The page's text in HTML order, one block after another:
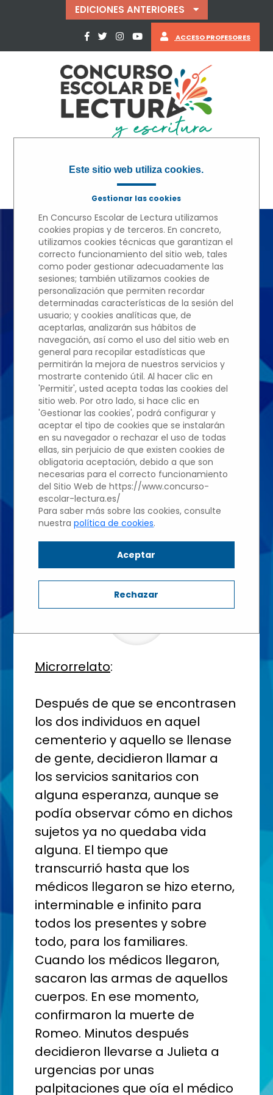
EDICIONES ANTERIORES
ACCESO PROFESORES
« VOLVER
Edición 2022/2023
IES DIEGO
VELÁZQUEZ
Ana De Las
Heras Martín
Profesor: Concepción Gil
Bayo
1º BACHILLERATO - Aula: Literatura Universal 2
Microrrelato:
Después de que se encontrasen
los dos individuos en aquel
cementerio y aquello se llenase
de gente, decidieron llamar a
los servicios sanitarios con
alguna esperanza, aunque se
podía observar cómo en dichos
sujetos ya no quedaba vida
alguna. El tiempo que
transcurrió hasta que los
médicos llegaron se hizo eterno,
interminable e infinito para
todos los presentes y sobre
todo, para los familiares.
Cuando los médicos llegaron,
sacaron las armas de aquellos
cuerpos. En ese momento,
confirmaron la muerte de
Romeo. Minutos después
decidieron llevarse a Julieta a
urgencias por unas
palpitaciones que oía el médico
Este sitio web utiliza cookies.
Gestionar las cookies
En Concurso Escolar de Lectura utilizamos
cookies propias y de terceros. En concreto,
utilizamos cookies técnicas que garantizan el
correcto funcionamiento del sitio web, tales
como poder gestionar adecuadamente las
sesiones; también utilizamos cookies de
personalización que permiten recordar
determinadas características de la sesión del
usuario; y cookies analíticas que, de
aceptarlas, analizarán sus hábitos de
navegación, así como el uso del sitio web en
general para recopilar estadísticas que
permitirán la mejora de nuestros servicios y
mostrarte contenido útil. Al hacer clic en
'Permitir', usted acepta todas las cookies del
sitio web. Por otro lado, si hace clic en
'Gestionar las cookies', podrá configurar y
aceptar el tipo de cookies que se instalarán
en su navegador o rechazar el uso de todas
ellas, sin perjuicio de que existen cookies de
obligatoria aceptación, debido a que son
necesarias para el correcto funcionamiento
del Sitio Web de https://www.concurso-
escolar-lectura.es/
Para saber más sobre las cookies, consulte
nuestrapolítica de cookies.
Aceptar
Rechazar